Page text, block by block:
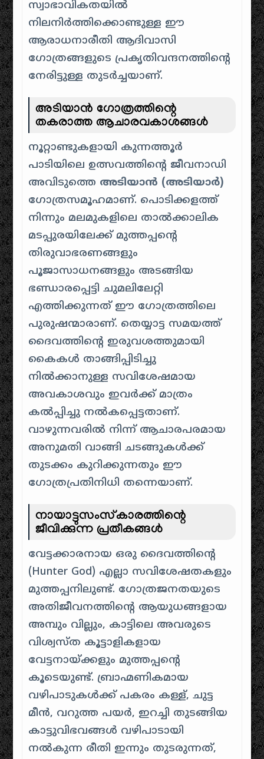
സ്വാഭാവികതയിൽ
നിലനിർത്തിക്കൊണ്ടുള്ള ഈ
ആരാധനാരീതി ആദിവാസി
ഗോത്രങ്ങളുടെ പ്രകൃതിവന്ദനത്തിന്റെ
നേരിട്ടുള്ള തുടർച്ചയാണ്.
അടിയാൻ ഗോത്രത്തിന്റെ
തകരാത്ത ആചാരവകാശങ്ങൾ
നൂറ്റാണ്ടുകളായി കുന്നത്തൂർ
പാടിയിലെ ഉത്സവത്തിന്റെ ജീവനാഡി
അവിടുത്തെ അടിയാൻ (അടിയാർ)
ഗോത്രസമൂഹമാണ്. പൊടിക്കളത്ത്
നിന്നും മലമുകളിലെ താൽക്കാലിക
മടപ്പുരയിലേക്ക് മുത്തപ്പന്റെ
തിരുവാഭരണങ്ങളും
പൂജാസാധനങ്ങളും അടങ്ങിയ
ഭണ്ഡാരപ്പെട്ടി ചുമലിലേറ്റി
എത്തിക്കുന്നത് ഈ ഗോത്രത്തിലെ
പുരുഷന്മാരാണ്. തെയ്യാട്ട സമയത്ത്
ദൈവത്തിന്റെ ഇരുവശത്തുമായി
കൈകൾ താങ്ങിപ്പിടിച്ചു
നിൽക്കാനുള്ള സവിശേഷമായ
അവകാശവും ഇവർക്ക് മാത്രം
കൽപ്പിച്ചു നൽകപ്പെട്ടതാണ്.
വാഴുന്നവരിൽ നിന്ന് ആചാരപരമായ
അനുമതി വാങ്ങി ചടങ്ങുകൾക്ക്
തുടക്കം കുറിക്കുന്നതും ഈ
ഗോത്രപ്രതിനിധി തന്നെയാണ്.
നായാട്ടുസംസ്കാരത്തിന്റെ
ജീവിക്കുന്ന പ്രതീകങ്ങൾ
വേട്ടക്കാരനായ ഒരു ദൈവത്തിന്റെ
(Hunter God) എല്ലാ സവിശേഷതകളും
മുത്തപ്പനിലുണ്ട്. ഗോത്രജനതയുടെ
അതിജീവനത്തിന്റെ ആയുധങ്ങളായ
അമ്പും വില്ലും, കാട്ടിലെ അവരുടെ
വിശ്വസ്ത കൂട്ടാളികളായ
വേട്ടനായ്ക്കളും മുത്തപ്പന്റെ
കൂടെയുണ്ട്. ബ്രാഹ്മണികമായ
വഴിപാടുകൾക്ക് പകരം കള്ള്, ചുട്ട
മീൻ, വറുത്ത പയർ, ഇറച്ചി തുടങ്ങിയ
കാട്ടുവിഭവങ്ങൾ വഴിപാടായി
നൽകുന്ന രീതി ഇന്നും തുടരുന്നത്,